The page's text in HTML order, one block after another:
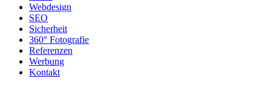
Webdesign
SEO
Sicherheit
360° Fotografie
Referenzen
Werbung
Kontakt